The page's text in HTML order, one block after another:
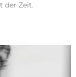
der Zeit.